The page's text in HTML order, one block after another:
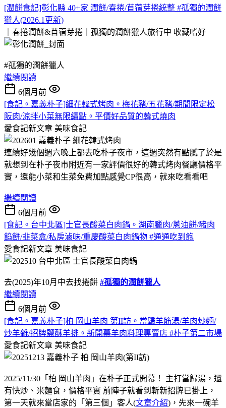
[潤餅食記]彰化縣 40+家 潤餅/春捲/苜蓿芽捲統整 #孤獨的潤餅
獵人(2026.1更新)
｜春捲潤餅&苜蓿芽捲｜孤獨的潤餅獵人旅行中 收藏嗜好
#孤獨的潤餅獵人
繼續閱讀
6個月前
[食記。嘉義朴子]細花韓式烤肉。梅花豬/五花豬/期間限定松
阪肉/涼拌小菜無限續點。平價好品質的韓式燒肉
愛食記新文章 美味食記
連續好幾個週六晚上都去吃朴子夜市，這週突然有點膩了於是
就想到在朴子夜市附近有一家評價很好的韓式烤肉餐廳價格平
實，還能小菜和生菜免費加點感覺CP很高，就來吃看看吧
繼續閱讀
6個月前
[食記。台中北區]士官長酸菜白肉鍋。湖南臘肉/蔥油餅/豬肉
餡餅/韭菜盒/私房滷味/重慶酸菜白肉鍋物 #通通吃到飽
愛食記新文章 美味食記
去(2025)年10月中去找捲餅 #孤獨的潤餅獵人
繼續閱讀
6個月前
[食記。嘉義朴子]柏 岡山羊肉 第II訪。當歸羊筋湯/羊肉炒麵/
炒羊雜/招牌鹽酥羊排。新開幕羊肉料理專賣店 #朴子第二市場
愛食記新文章 美味食記
2025/11/30「柏 岡山羊肉」在朴子正式開幕！ 主打當歸湯，還
有快炒、米麵食，價格平實 前陣子就看到斬新招牌已掛上，
第一天就來當店家的「第三個」客人(文章介紹)，先來一碗羊